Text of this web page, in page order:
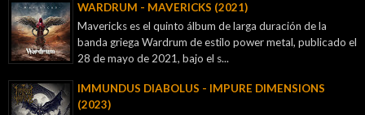
WARDRUM - MAVERICKS (2021)
Mavericks es el quinto álbum de larga duración de la
banda griega Wardrum de estilo power metal, publicado el
28 de mayo de 2021, bajo el s...
IMMUNDUS DIABOLUS - IMPURE DIMENSIONS
(2023)